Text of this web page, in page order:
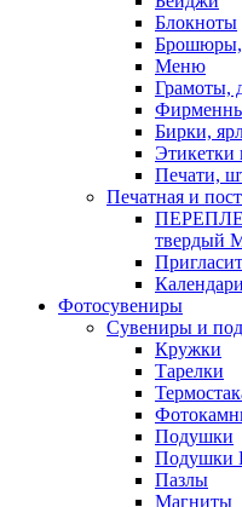
Блокноты
Брошюры,
Меню
Грамоты,
Бирки,
Этикетки
Печати,
Печатная и
твердый
Календари
Фотосувениры
Сувениры и
Кружки
Тарелки
Подушки
Пазлы
Магниты